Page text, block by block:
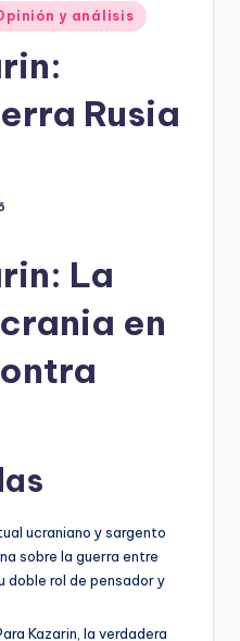
y análisis
Rusia
La
en
ucraniano y sargento
sobre la guerra entre
doble rol de pensador y
Kazarin, la verdadera